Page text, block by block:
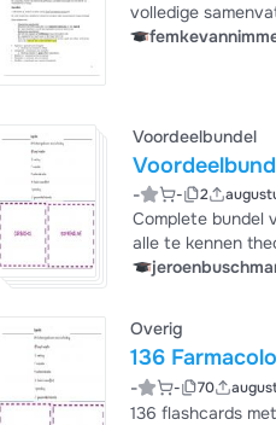
volledige
Voordeelbundel
- - 2
Complete bundel voor
alle te kennen
ideaal voor snelle
Overig
136
- - 70
136 flashcards met